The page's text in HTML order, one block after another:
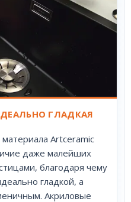
ГЛАДКАЯ
Artceramic
даже малейших
благодаря чему
гладкой, а
Акриловые